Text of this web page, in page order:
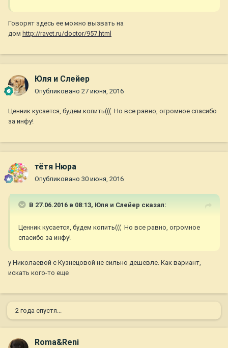
Говорят здесь ее можно вызвать на
дом http://ravet.ru/doctor/957.html
Юля и Слейер
Опубликовано 27 июня, 2016
Ценник кусается, будем копить((( Но все равно, огромное спасибо
за инфу!
тётя Нюра
Опубликовано 30 июня, 2016
В 27.06.2016 в 08:13, Юля и Слейер сказал:
Ценник кусается, будем копить((( Но все равно, огромное
спасибо за инфу!
у Николаевой с Кузнецовой не сильно дешевле. Как вариант,
искать кого-то еще
2 года спустя...
Roma&Reni